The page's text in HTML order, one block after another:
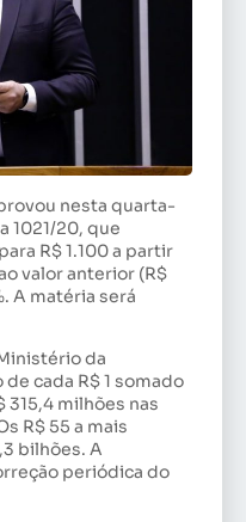
nesta quarta-
1021/20, que
R$ 1.100 a partir
valor anterior (R$
A matéria será
da
cada R$ 1 somado
315,4 milhões nas
R$ 55 a mais
bilhões. A
periódica do